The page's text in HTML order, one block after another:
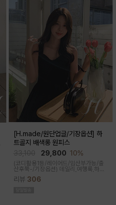
[H.made/원단업글/기장옵션] 하
트골지 배색롱 원피스
29,800 10%
(코디활용1등/레이어드/임산부가능/출
산후쭉-/기장옵션) 데일리,여행룩,하객
룩,출근룩 OK! 하트넥 디자인으로 여성
스러움이 물씬 느껴지고 맥시한 기장감
리뷰 306